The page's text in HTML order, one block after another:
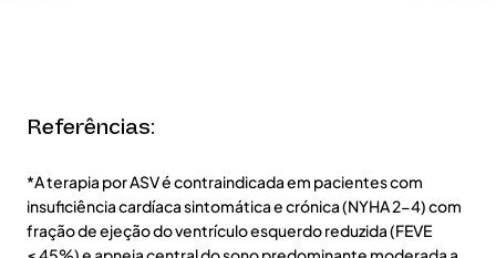
Referências:
*A terapia por ASV é contraindicada em pacientes com
insuficiência cardíaca sintomática e crónica (NYHA 2-4) com
fração de ejeção do ventrículo esquerdo reduzida (FEVE